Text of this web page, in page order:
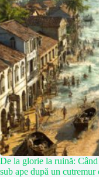
De la glorie la ruină:
sub ape după un cutremur